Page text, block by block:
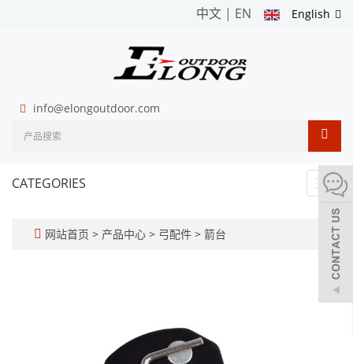
English
中文 | EN
info@elongoutdoor.com
CATEGORIES
网站首页 > 产品中心 > 弓配件 > 箭台